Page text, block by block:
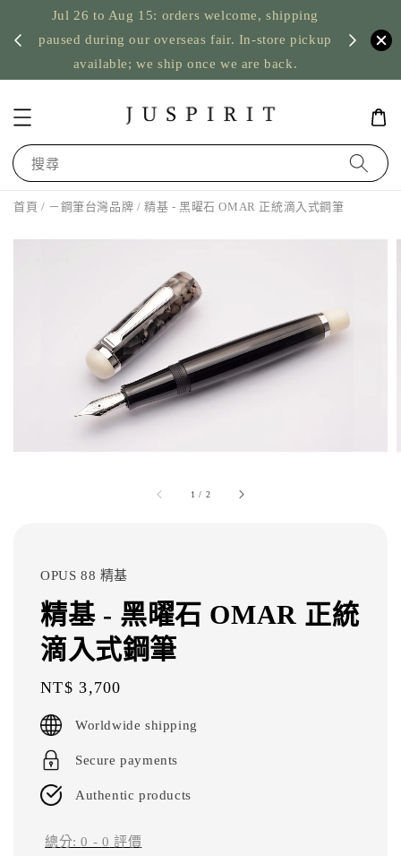
Jul 26 to Aug 15: orders welcome, shipping
paused during our overseas fair. In-store pickup
available; we ship once we are back.
US
搜尋
首頁 / －鋼筆台灣品牌 / 精基 - 黑曜石 OMAR 正統滴入式鋼筆
1 / 2
OPUS 88 精基
精基 - 黑曜石 OMAR 正統
滴入式鋼筆
Regular
price
NT$ 3,700
Worldwide shipping
Secure payments
Authentic products
總分:0 - 0 評價